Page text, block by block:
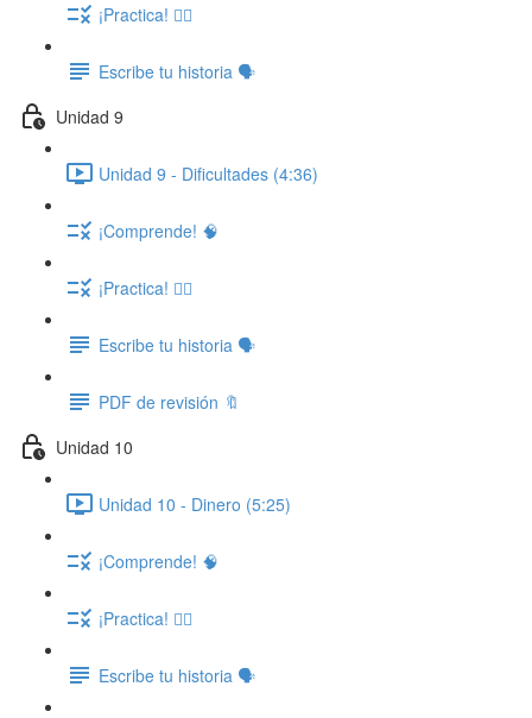
¡Practica! ✍🏽
Escribe tu historia 🗣️
Unidad 9
Unidad 9 - Dificultades (4:36)
¡Comprende! 🧠
¡Practica! ✍🏽
Escribe tu historia 🗣️
PDF de revisión 🔖
Unidad 10
Unidad 10 - Dinero (5:25)
¡Comprende! 🧠
¡Practica! ✍🏽
Escribe tu historia 🗣️